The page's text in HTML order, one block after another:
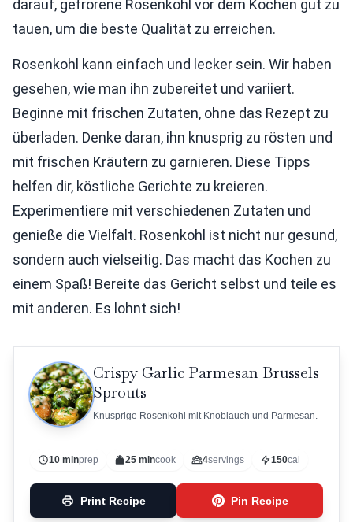
darauf, gefrorene Rosenkohl vor dem Kochen gut zu
tauen, um die beste Qualität zu erreichen.
Rosenkohl kann einfach und lecker sein. Wir haben
gesehen, wie man ihn zubereitet und variiert.
Beginne mit frischen Zutaten, ohne das Rezept zu
überladen. Denke daran, ihn knusprig zu rösten und
mit frischen Kräutern zu garnieren. Diese Tipps
helfen dir, köstliche Gerichte zu kreieren.
Experimentiere mit verschiedenen Zutaten und
genieße die Vielfalt. Rosenkohl ist nicht nur gesund,
sondern auch vielseitig. Das macht das Kochen zu
einem Spaß! Bereite das Gericht selbst und teile es
mit anderen. Es lohnt sich!
Crispy Garlic Parmesan Brussels
Sprouts
Knusprige Rosenkohl mit Knoblauch und Parmesan.
10 minprep 25 mincook 4servings 150cal
Print Recipe Pin Recipe